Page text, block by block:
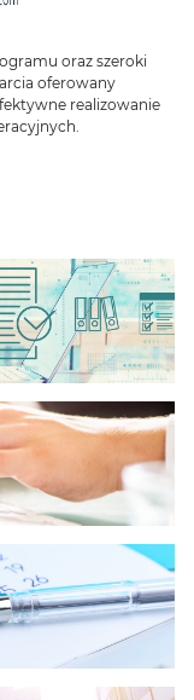
oraz szeroki
oferowany
realizowanie